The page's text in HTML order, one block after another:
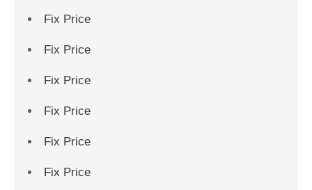
Fix Price
Fix Price
Fix Price
Fix Price
Fix Price
Fix Price